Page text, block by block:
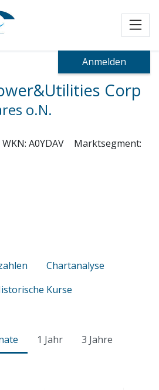
Anmelden
Corp
o.N.
WKN: A0YDAV
Marktsegment:
Chartanalyse
Kurse
1 Jahr
3 Jahre